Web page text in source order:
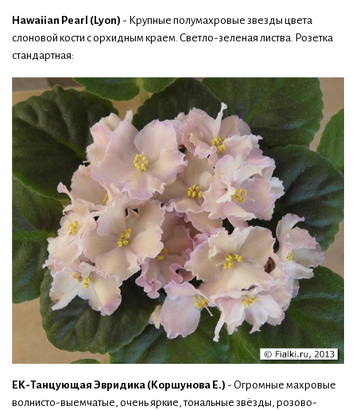
Hawaiian Pearl (Lyon) - Крупные полумахровые звезды цвета
слоновой кости с орхидным краем. Cветло-зеленая листва. Розетка
стандартная:
ЕК-Танцующая Эвридика (Коршунова Е.) - Огромные махровые
волнисто-выемчатые, очень яркие, тональные звёзды, розово-